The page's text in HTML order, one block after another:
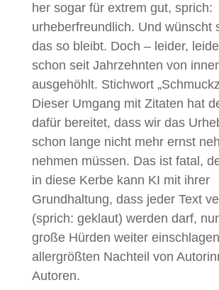
her sogar für extrem gut, sprich:
urheberfreundlich. Und wünscht
das so bleibt. Doch – leider,
schon seit Jahrzehnten von
ausgehöhlt. Stichwort
Dieser Umgang mit Zitaten hat
dafür bereitet, dass wir das
schon lange nicht mehr ernst
nehmen müssen. Das ist fatal,
in diese Kerbe kann KI mit ihrer
Grundhaltung, dass jeder Text
(sprich: geklaut) werden darf,
große Hürden weiter
allergrößten Nachteil von
Autoren.